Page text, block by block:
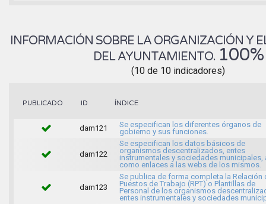
INFORMACIÓN SOBRE LA ORGANIZACIÓN Y
DEL AYUNTAMIENTO. 100%
(10 de 10 indicadores)
PUBLICADO ID ÍNDICE
dam121
Se especifican los diferentes órganos de
gobierno y sus funciones.
dam122
Se especifican los datos básicos de
organismos descentralizados, entes
instrumentales y sociedades municipales,
como enlaces a las webs de los mismos.
dam123
Se publica de forma completa la Relación
Puestos de Trabajo (RPT) o Plantillas de
Personal de los organismos
entes instrumentales y sociedades